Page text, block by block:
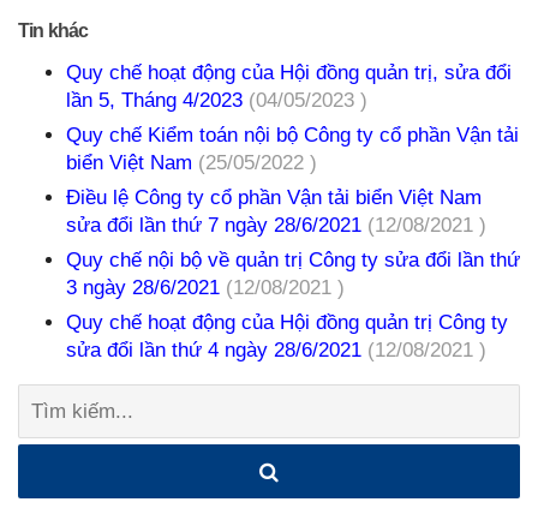
Tin khác
Quy chế hoạt động của Hội đồng quản trị, sửa đổi
lần 5, Tháng 4/2023 (04/05/2023 )
Quy chế Kiểm toán nội bộ Công ty cổ phần Vận tải
biển Việt Nam (25/05/2022 )
Điều lệ Công ty cổ phần Vận tải biển Việt Nam
sửa đổi lần thứ 7 ngày 28/6/2021 (12/08/2021 )
Quy chế nội bộ về quản trị Công ty sửa đổi lần thứ
3 ngày 28/6/2021 (12/08/2021 )
Quy chế hoạt động của Hội đồng quản trị Công ty
sửa đổi lần thứ 4 ngày 28/6/2021 (12/08/2021 )
Tìm
kiếm: